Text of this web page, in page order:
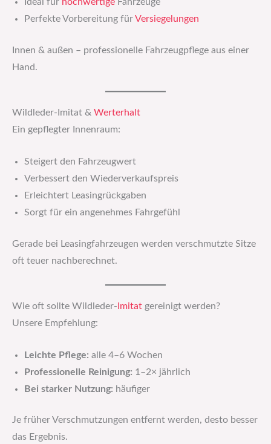
Ideal für hochwertige Fahrzeuge
Perfekte Vorbereitung für Versiegelungen
Innen & außen – professionelle Fahrzeugpflege aus einer
Hand.
Wildleder-Imitat & Werterhalt
Ein gepflegter Innenraum:
Steigert den Fahrzeugwert
Verbessert den Wiederverkaufspreis
Erleichtert Leasingrückgaben
Sorgt für ein angenehmes Fahrgefühl
Gerade bei Leasingfahrzeugen werden verschmutzte Sitze
oft teuer nachberechnet.
Wie oft sollte Wildleder- Imitat gereinigt werden?
Unsere Empfehlung:
Leichte Pflege: alle 4–6 Wochen
Professionelle Reinigung: 1–2× jährlich
Bei starker Nutzung: häufiger
Je früher Verschmutzungen entfernt werden, desto besser
das Ergebnis.